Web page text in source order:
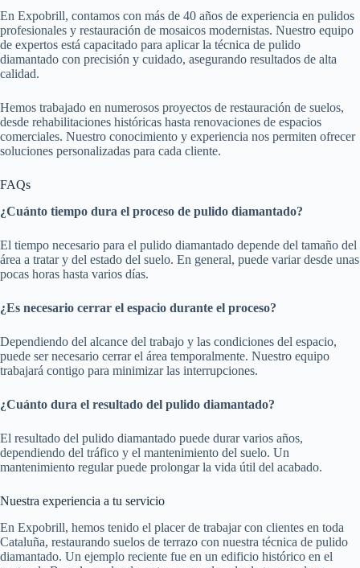
En Expobrill, contamos con más de 40 años de experiencia en pulidos
profesionales y restauración de mosaicos modernistas. Nuestro equipo
de expertos está capacitado para aplicar la técnica de pulido
diamantado con precisión y cuidado, asegurando resultados de alta
calidad.
Hemos trabajado en numerosos proyectos de restauración de suelos,
desde rehabilitaciones históricas hasta renovaciones de espacios
comerciales. Nuestro conocimiento y experiencia nos permiten ofrecer
soluciones personalizadas para cada cliente.
FAQs
¿Cuánto tiempo dura el proceso de pulido diamantado?
El tiempo necesario para el pulido diamantado depende del tamaño del
área a tratar y del estado del suelo. En general, puede variar desde unas
pocas horas hasta varios días.
¿Es necesario cerrar el espacio durante el proceso?
Dependiendo del alcance del trabajo y las condiciones del espacio,
puede ser necesario cerrar el área temporalmente. Nuestro equipo
trabajará contigo para minimizar las interrupciones.
¿Cuánto dura el resultado del pulido diamantado?
El resultado del pulido diamantado puede durar varios años,
dependiendo del tráfico y el mantenimiento del suelo. Un
mantenimiento regular puede prolongar la vida útil del acabado.
Nuestra experiencia a tu servicio
En Expobrill, hemos tenido el placer de trabajar con clientes en toda
Cataluña, restaurando suelos de terrazo con nuestra técnica de pulido
diamantado. Un ejemplo reciente fue en un edificio histórico en el